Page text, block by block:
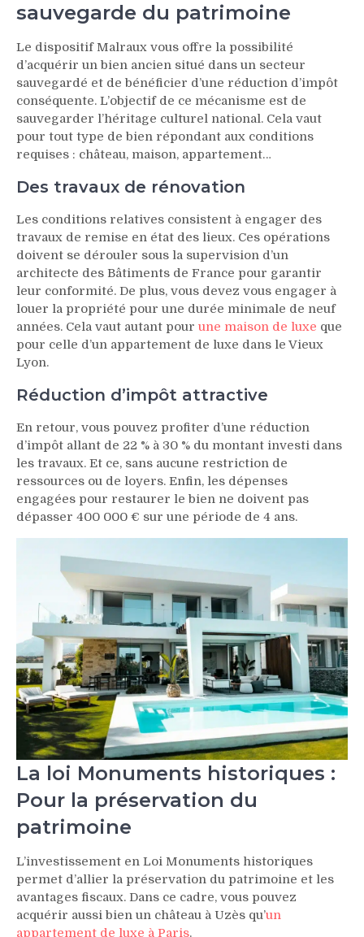
sauvegarde du patrimoine
Le dispositif Malraux vous offre la possibilité
d’acquérir un bien ancien situé dans un secteur
sauvegardé et de bénéficier d’une réduction d’impôt
conséquente. L’objectif de ce mécanisme est de
sauvegarder l’héritage culturel national. Cela vaut
pour tout type de bien répondant aux conditions
requises : château, maison, appartement…
Des travaux de rénovation
Les conditions relatives consistent à engager des
travaux de remise en état des lieux. Ces opérations
doivent se dérouler sous la supervision d’un
architecte des Bâtiments de France pour garantir
leur conformité. De plus, vous devez vous engager à
louer la propriété pour une durée minimale de neuf
années. Cela vaut autant pour une maison de luxe que
pour celle d’un appartement de luxe dans le Vieux
Lyon.
Réduction d’impôt attractive
En retour, vous pouvez profiter d’une réduction
d’impôt allant de 22 % à 30 % du montant investi dans
les travaux. Et ce, sans aucune restriction de
ressources ou de loyers. Enfin, les dépenses
engagées pour restaurer le bien ne doivent pas
dépasser 400 000 € sur une période de 4 ans.
La loi Monuments historiques :
Pour la préservation du
patrimoine
L’investissement en Loi Monuments historiques
permet d’allier la préservation du patrimoine et les
avantages fiscaux. Dans ce cadre, vous pouvez
acquérir aussi bien un château à Uzès qu’un
appartement de luxe à Paris.